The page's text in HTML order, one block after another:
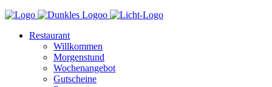
Restaurant
Willkommen
Morgenstund
Wochenangebot
Gutscheine